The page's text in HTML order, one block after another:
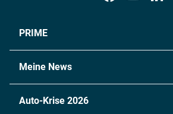
PRIME
Meine News
Auto-Krise 2026